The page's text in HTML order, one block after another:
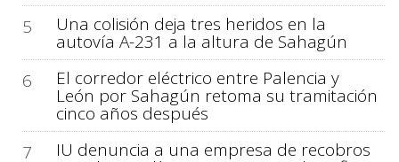
5
Una colisión deja tres heridos en la
autovía A-231 a la altura de Sahagún
6
El corredor eléctrico entre Palencia y
León por Sahagún retoma su tramitación
cinco años después
7
IU denuncia a una empresa de recobros